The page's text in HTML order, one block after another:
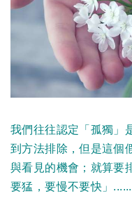
我們往往認定「孤獨」
到方法排除，但是這個
與看見的機會；就算要
要猛，要慢不要快」......